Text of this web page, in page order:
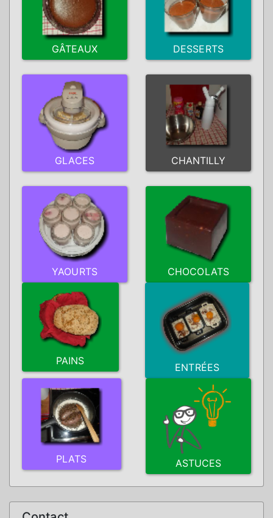
GÂTEAUX DESSERTS
GLACES CHANTILLY
YAOURTS CHOCOLATS
PAINS
ENTRÉES
PLATS ASTUCES